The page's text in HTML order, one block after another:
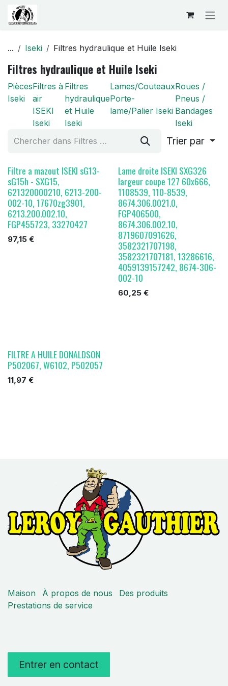
Se rendre au contenu
... Iseki Filtres hydraulique et Huile Iseki
Filtres hydraulique et Huile Iseki
Pièces
Iseki
Filtres à
air
ISEKI
Iseki
Filtres
hydraulique
et Huile
Iseki
Lames/Couteaux
Porte-
lame/Palier Iseki
Roues /
Pneus /
Bandages
Iseki
Trier par
Filtre a mazout ISEKI sG13-
sG15h - SXG15,
621320000210, 6213-200-
002-10, 17670zg3901,
6213.200.002.10,
FGP455723, 33270427
97,15 €
Lame droite ISEKI SXG326
largeur coupe 127 60x666,
1108539, 110-8539,
8674.306.0021.0,
FGP406500,
8674.306.002.10,
8719607091626,
3582321707198,
3582321707181, 13286616,
4059139157242, 8674-306-
002-10
60,25€
FILTRE A HUILE DONALDSON
P502067, W6102, P502057
11,97 €
Maison À propos de nous
Des produits
Prestations de service
Entrer en contact